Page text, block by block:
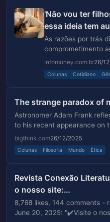
'Não vou ter
essa ideia tem
As razões por trás
comprometimento
individual, estresse
consciência social
infomoney.com.br26/
Colunas Cotidiano
The strange paradox of
Astronomer Adam Frank
to his recent appearance on
bigthink.com26/12/2025
Colunas Filosofia Mundo Ética
Revista Conexão
o nosso site:
https://
8,768 likes, 144 comments -
June 20, 2025: "✔️Visite o